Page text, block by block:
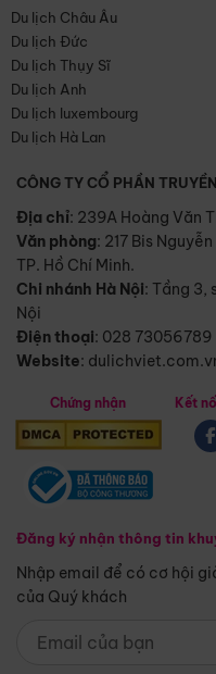
Du lịch Châu Âu
Du lịch Đức
Du lịch Thụy Sĩ
Du lịch Anh
Du lịch luxembourg
Du lịch Hà Lan
CÔNG TY CỔ PHẦN
Địa chỉ: 239A Hoàng Văn
Văn phòng: 217 Bis
TP. Hồ Chí Minh.
Chi nhánh Hà Nội: Tầng 3,
Nội
Điện thoại: 028 73056789
Website:
Chứng nhận
Đăng ký nhận thông tin
Nhập email để có cơ hội
của Quý khách
Kết